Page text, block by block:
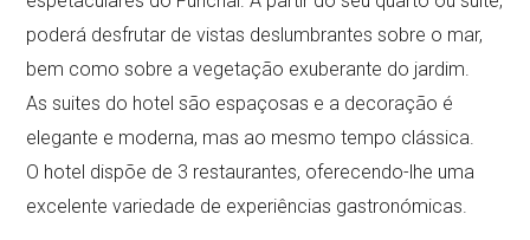
poderá desfrutar de vistas deslumbrantes sobre o mar,
bem como sobre a vegetação exuberante do jardim.
As suites do hotel são espaçosas e a decoração é
elegante e moderna, mas ao mesmo tempo clássica.
O hotel dispõe de 3 restaurantes, oferecendo-lhe uma
excelente variedade de experiências gastronómicas.